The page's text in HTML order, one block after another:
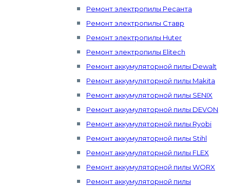
Ремонт электропилы Ресанта
Ремонт электропилы Ставр
Ремонт электропилы Huter
Ремонт электропилы Elitech
Ремонт аккумуляторной пилы Dewalt
Ремонт аккумуляторной пилы Makita
Ремонт аккумуляторной пилы SENIX
Ремонт аккумуляторной пилы DEVON
Ремонт аккумуляторной пилы Ryobi
Ремонт аккумуляторной пилы Stihl
Ремонт аккумуляторной пилы FLEX
Ремонт аккумуляторной пилы WORX
Ремонт аккумуляторной пилы